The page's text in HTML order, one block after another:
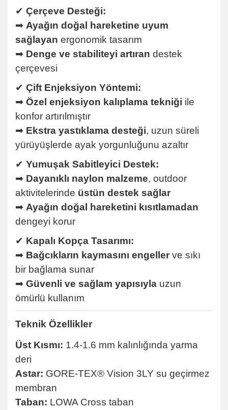
✔ Çerçeve Desteği:
➡ Ayağın doğal hareketine uyum
sağlayan ergonomik tasarım
➡ Denge ve stabiliteyi artıran destek
çerçevesi
✔ Çift Enjeksiyon Yöntemi:
➡ Özel enjeksiyon kalıplama tekniği ile
konfor artırılmıştır
➡ Ekstra yastıklama desteği, uzun süreli
yürüyüşlerde ayak yorgunluğunu azaltır
✔ Yumuşak Sabitleyici Destek:
➡ Dayanıklı naylon malzeme, outdoor
aktivitelerinde üstün destek sağlar
➡ Ayağın doğal hareketini kısıtlamadan
dengeyi korur
✔ Kapalı Kopça Tasarımı:
➡ Bağcıkların kaymasını engeller ve sıkı
bir bağlama sunar
➡ Güvenli ve sağlam yapısıyla uzun
ömürlü kullanım
Teknik Özellikler
Üst Kısmı: 1.4-1.6 mm kalınlığında yarma
deri
Astar: GORE-TEX® Vision 3LY su geçirmez
membran
Taban: LOWA Cross taban